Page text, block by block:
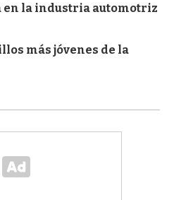
en la industria automotriz
más jóvenes de la